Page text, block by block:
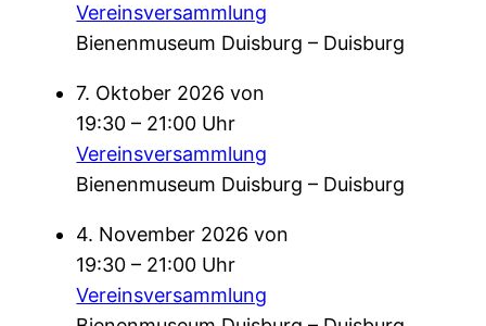
Vereinsversammlung
Bienenmuseum Duisburg – Duisburg
7. Oktober 2026 von
19:30 – 21:00 Uhr
Vereinsversammlung
Bienenmuseum Duisburg – Duisburg
4. November 2026 von
19:30 – 21:00 Uhr
Vereinsversammlung